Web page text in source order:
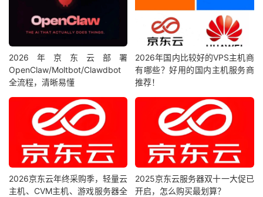
2026年京东云部署
OpenClaw/Moltbot/Clawdbot
全流程，清晰易懂
2026年国内比较好的VPS主机商
有哪些？好用的国内主机服务商
推荐！
2026京东云年终采购季，轻量云
主机、CVM主机、游戏服务器全
2025京东云服务器双十一大促已
开启，怎么购买最划算？